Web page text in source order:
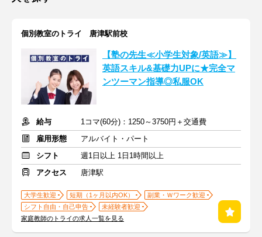
個別教室のトライ 唐津駅前校
【塾の先生≪小学生対象/英語≫】
英語スキル&基礎力UPに★完全マ
ンツーマン指導◎私服OK
給与
1コマ(60分)：1250～3750円＋交通費
雇用形態
アルバイト・パート
シフト
週1日以上 1日1時間以上
アクセス
唐津駅
大学生歓迎 短期（1ヶ月以内OK）
副業・Ｗワーク歓迎
シフト自由・自己申告
未経験者歓迎
家庭教師のトライの求人一覧を見る